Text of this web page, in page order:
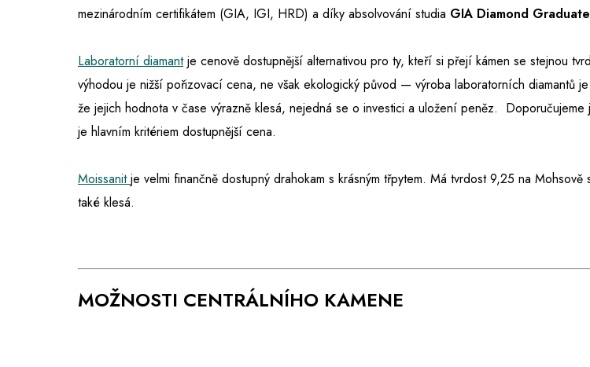
mezinárodním certifikátem (GIA, IGI, HRD) a díky absolvování studia GIA Diamond Graduate
Laboratorní diamant je cenově dostupnější alternativou pro ty, kteří si přejí kámen se stejnou
výhodou je nižší pořizovací cena, ne však ekologický původ — výroba laboratorních diamantů
že jejich hodnota v čase výrazně klesá, nejedná se o investici a uložení peněz.
je hlavním kritériem dostupnější cena.
Moissanit je velmi finančně dostupný drahokam s krásným třpytem. Má tvrdost 9,25 na
také klesá.
MOŽNOSTI CENTRÁLNÍHO KAMENE